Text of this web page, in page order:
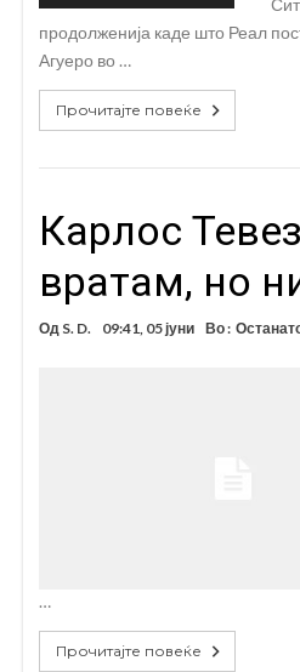
продолженија каде што Реал
Агуеро во …
Прочитајте повеќе
Карлос
вратам, но
Од S. D. 09:41, 05 јуни Во :
…
Прочитајте повеќе